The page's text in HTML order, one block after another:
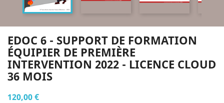
EDOC 6 - SUPPORT DE FORMATION
ÉQUIPIER DE PREMIÈRE
INTERVENTION 2022 - LICENCE CLOUD
36 MOIS
120,00 €